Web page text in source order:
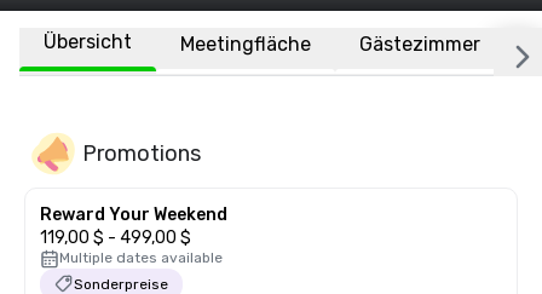
Übersicht Meetingfläche Gästezimmer
Promotions
Reward Your Weekend
119,00 $ - 499,00 $
Multiple dates available
Sonderpreise